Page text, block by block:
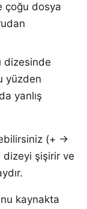
çoğu dosya
dizesinde
yüzden
yanlış
(+ →
şişirir ve
kaynakta